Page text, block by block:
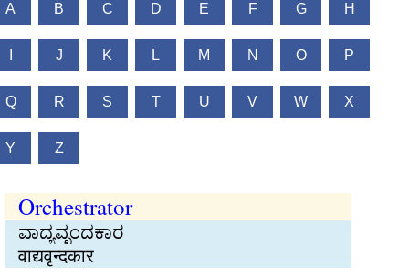
A B C D E F G H
J K L M N O P
Q R S T U V W X
Y Z
Orchestrator
ವಾದ್ಯವೃಂದಕಾರ
वाद्यवृन्दकार